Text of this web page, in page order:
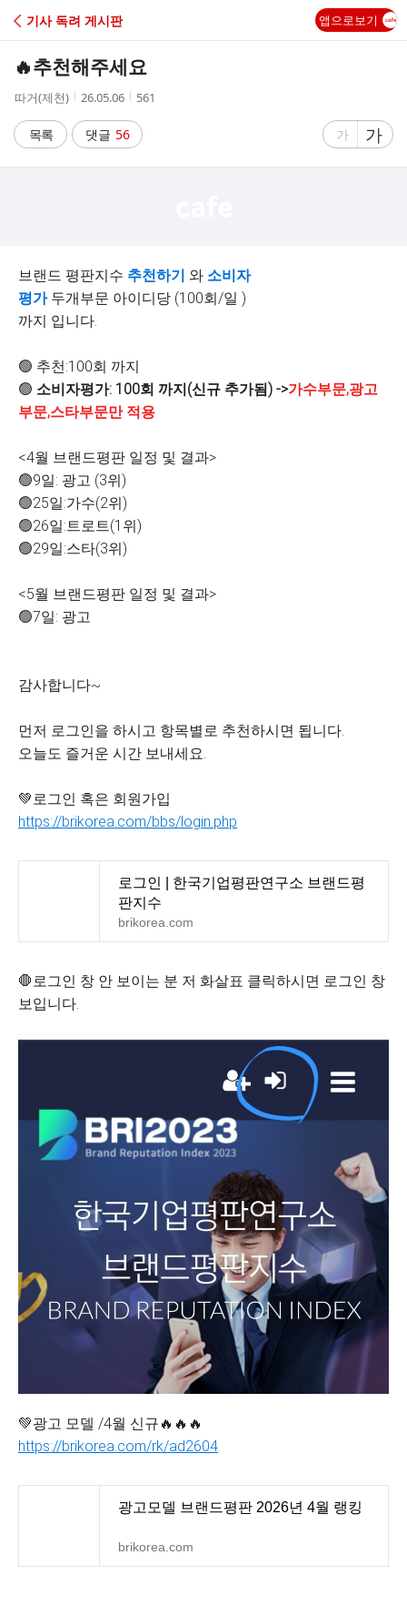
C
기사 독려 게시판 앱으로보기
🔥추천해주세요
작
자
따거(제천)
작
시
간
26.05.06
조
수
561
목록 댓글 56
글
가
글
자
가
브랜드 평판지수 추천하기 와 소비자
평가두개부문 아이디당 (100회/일 )
까지 입니다.
🟢 추천:100회 까지
🟢 소비자평가: 100회 까지(신규 추가됨) ->가수부문,광고
부문,스타부문만 적용
<4월 브랜드평판 일정 및 결과>
🟢9일: 광고 (3위)
🟢25일:가수(2위)
🟢26일:트로트(1위)
🟢29일:스타(3위)
<5월 브랜드평판 일정 및 결과>
🟢7일: 광고
감사합니다~
먼저 로그인을 하시고 항목별로 추천하시면 됩니다.
오늘도 즐거운 시간 보내세요.
💚로그인 혹은 회원가입
https://brikorea.com/bbs/login.php
로그인 | 한국기업평판연구소 브랜드평
판지수
brikorea.com
🛑로그인 창 안 보이는 분 저 화살표 클릭하시면 로그인 창
보입니다.
💚광고 모델 /4월 신규🔥🔥🔥
https://brikorea.com/rk/ad2604
광고모델 브랜드평판 2026년 4월 랭킹
brikorea.com